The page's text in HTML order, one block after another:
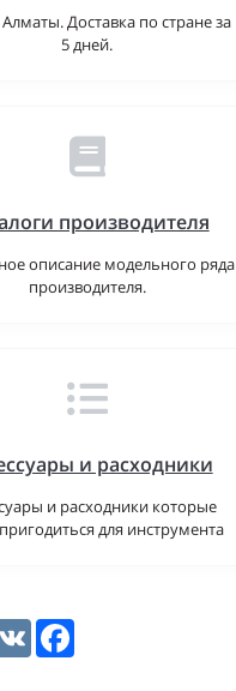
Доставка по стране за
5 дней.
производителя
описание модельного ряда
производителя.
и расходники
и расходники которые
для инструмента
VK